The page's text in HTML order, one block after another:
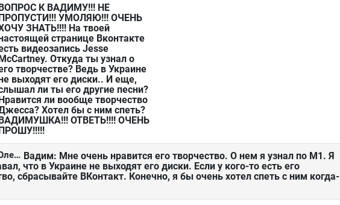
К ВАДИМУ!!! НЕ
УМОЛЯЮ!!! ОЧЕНЬ
ЗНАТЬ!!!! На твоей
странице Вконтакте
видеозапись Jesse
Откуда ты узнал о
творчестве? Ведь в Украине
выходят его диски.. И еще,
ли ты его другие песни?
ли вообще творчество
Хотел бы с ним спеть?
ОТВЕТЬ!!!! ОЧЕНЬ
Дантес&Олейник: Вадим: Мне очень нравится его творчество. О нем я узнал по М1. Я
что в Украине не выходят его диски. Если у кого-то есть его
сбрасывайте ВКонтакт. Конечно, я бы очень хотел спеть с ним когда-